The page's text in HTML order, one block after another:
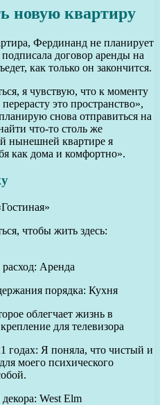
новую квартиру
Фердинанд не планирует
договор аренды на
как только он закончится.
я чувствую, что к моменту
это пространство»,
снова отправиться на
что-то столь же
нынешней квартире я
как дома и комфортно».
чтобы жить здесь:
Аренда
порядка: Кухня
облегчает жизнь в
для телевизора
годах: Я поняла, что чистый и
моего психического
West Elm